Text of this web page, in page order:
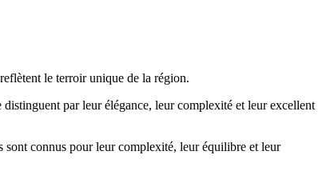
le terroir unique de la région.
par leur élégance, leur complexité et leur excellent
sont connus pour leur complexité, leur équilibre et leur